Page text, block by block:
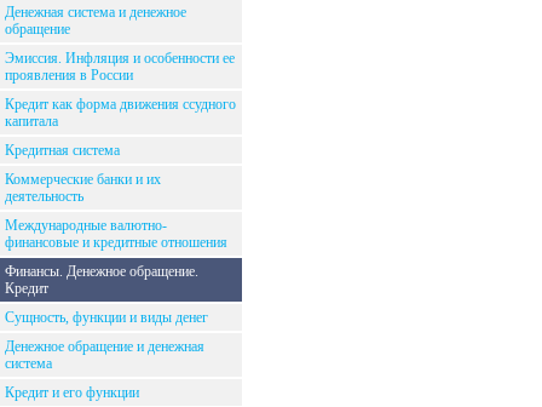
Денежная система и денежное
обращение
Эмиссия. Инфляция и особенности ее
проявления в России
Кредит как форма движения ссудного
капитала
Кредитная система
Коммерческие банки и их
деятельность
Международные валютно-
финансовые и кредитные отношения
Финансы. Денежное обращение.
Кредит
Сущность, функции и виды денег
Денежное обращение и денежная
система
Кредит и его функции